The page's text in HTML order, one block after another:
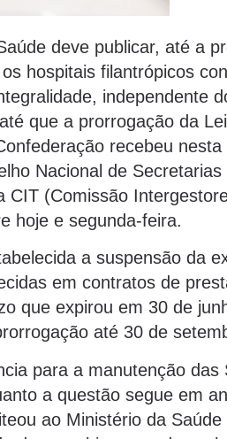
deve publicar, até a
hospitais filantrópicos
independente
que a prorrogação da
recebeu
Nacional de
CIT (Comissão
hoje e segunda-feira.
a suspensão da
em contratos de
que expirou em 30 de
até 30 de
para a manutenção das
a questão segue em
ao Ministério da